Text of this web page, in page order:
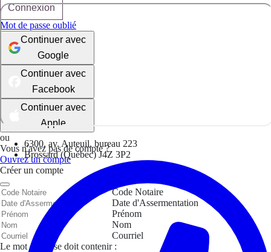
6300, av. Auteuil, bureau 223
Brossard (Québec) J4Z 3P2
Connexion
Mot de passe oublié
Continuer avec
Google
Continuer avec
Facebook
Continuer avec
Apple
ou
Vous n'avez pas de compte ?
Ouvrez un compte
Créer un compte
Code Notaire
Date d'Assermentation
Prénom
Nom
Courriel
Le mot de passe doit contenir :